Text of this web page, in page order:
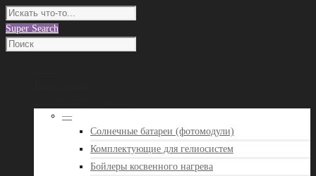
Super Search
—
Солнечные батареи (фотомодули)
Комплектующие для гелиосистем
Бойлеры косвенного нагрева